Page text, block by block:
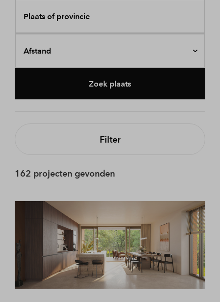
Plaats of provincie
Afstand
Zoek plaats
Filter
162 projecten gevonden